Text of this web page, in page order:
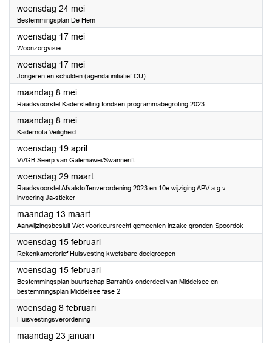
woensdag 24 mei2023
Bestemmingsplan De Hem
woensdag 17 mei2023
Woonzorgvisie
woensdag 17 mei2023
Jongeren en schulden (agenda initiatief CU)
maandag 8 mei2023
Raadsvoorstel Kaderstelling fondsen programmabegroting 2023
maandag 8 mei2023
Kadernota Veiligheid
woensdag 19 april2023
VVGB Seerp van Galemawei/Swannerift
woensdag 29 maart2023
Raadsvoorstel Afvalstoffenverordening 2023 en 10e wijziging APV a.g.v.
invoering Ja-sticker
maandag 13 maart2023
Aanwijzingsbesluit Wet voorkeursrecht gemeenten inzake gronden Spoordok
woensdag 15 februari2023
Rekenkamerbrief Huisvesting kwetsbare doelgroepen
woensdag 15 februari2023
Bestemmingsplan buurtschap Barrahûs onderdeel van Middelsee en
bestemmingsplan Middelsee fase 2
woensdag 8 februari2023
Huisvestingsverordening
maandag 23 januari2023